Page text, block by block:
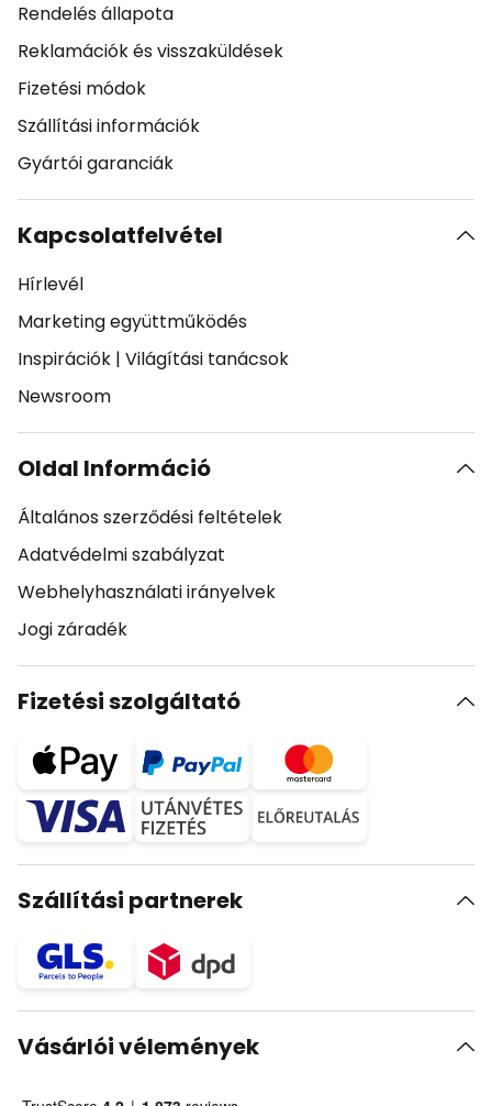
Rendelés állapota
Reklamációk és visszaküldések
Fizetési módok
Szállítási információk
Gyártói garanciák
Kapcsolatfelvétel
Hírlevél
Marketing együttműködés
Inspirációk | Világítási tanácsok
Newsroom
Oldal Információ
Általános szerződési feltételek
Adatvédelmi szabályzat
Webhelyhasználati irányelvek
Jogi záradék
Fizetési szolgáltató
Szállítási partnerek
Vásárlói vélemények